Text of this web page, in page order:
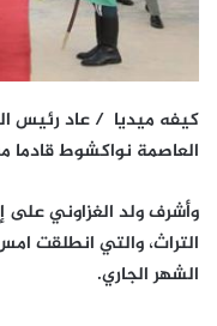
كيفه ميديا / عاد رئيس
العاصمة نواكشوط قادما
وأشرف ولد الغزاوني
التراث، والتي انطلقت
الشهر الجاري.